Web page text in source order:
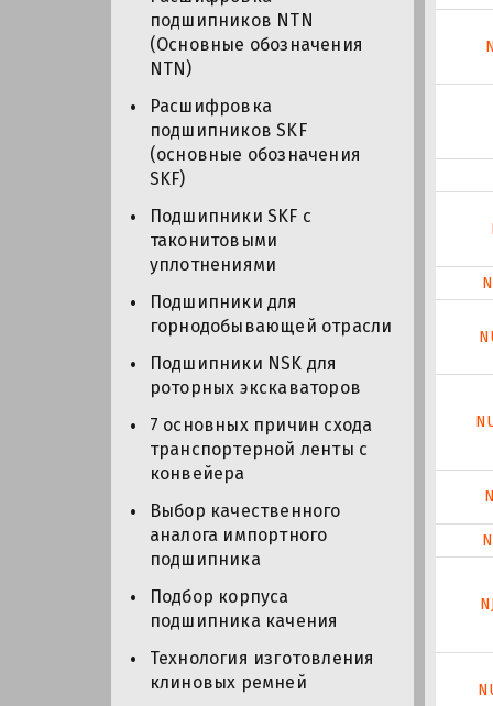
подшипников NTN
(Основные обозначения
NTN)
Расшифровка
подшипников SKF
(основные обозначения
SKF)
Подшипники SKF с
таконитовыми
уплотнениями
Подшипники для
горнодобывающей отрасли
Подшипники NSK для
роторных экскаваторов
7 основных причин схода
транспортерной ленты с
конвейера
Выбор качественного
аналога импортного
подшипника
Подбор корпуса
подшипника качения
Технология изготовления
клиновых ремней